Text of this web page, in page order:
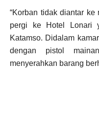
“Korban tidak diantar ke
pergi ke Hotel Lonari
Katamso. Didalam
dengan pistol
menyerahkan barang